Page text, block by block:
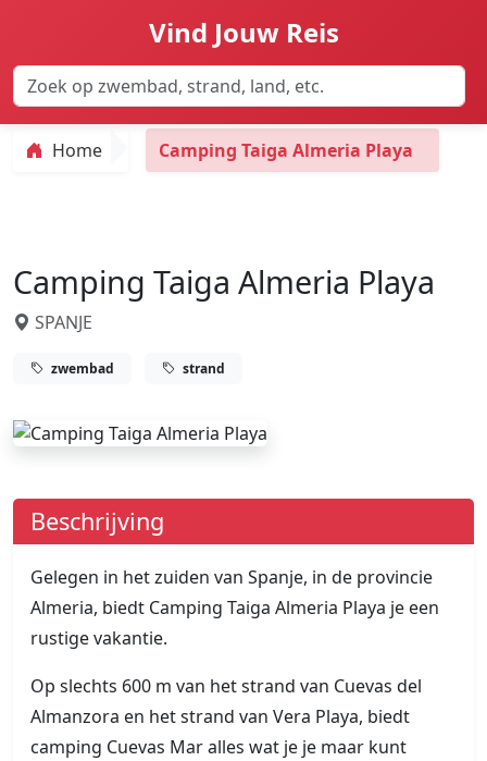
Vind Jouw Reis
Home Camping Taiga Almeria Playa
Camping Taiga Almeria Playa
SPANJE
zwembad strand
Beschrijving
Gelegen in het zuiden van Spanje, in de provincie
Almeria, biedt Camping Taiga Almeria Playa je een
rustige vakantie.
Op slechts 600 m van het strand van Cuevas del
Almanzora en het strand van Vera Playa, biedt
camping Cuevas Mar alles wat je je maar kunt